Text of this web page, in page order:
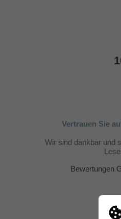
Vertrauen Sie
Wir sind dankbar und
Bewertungen